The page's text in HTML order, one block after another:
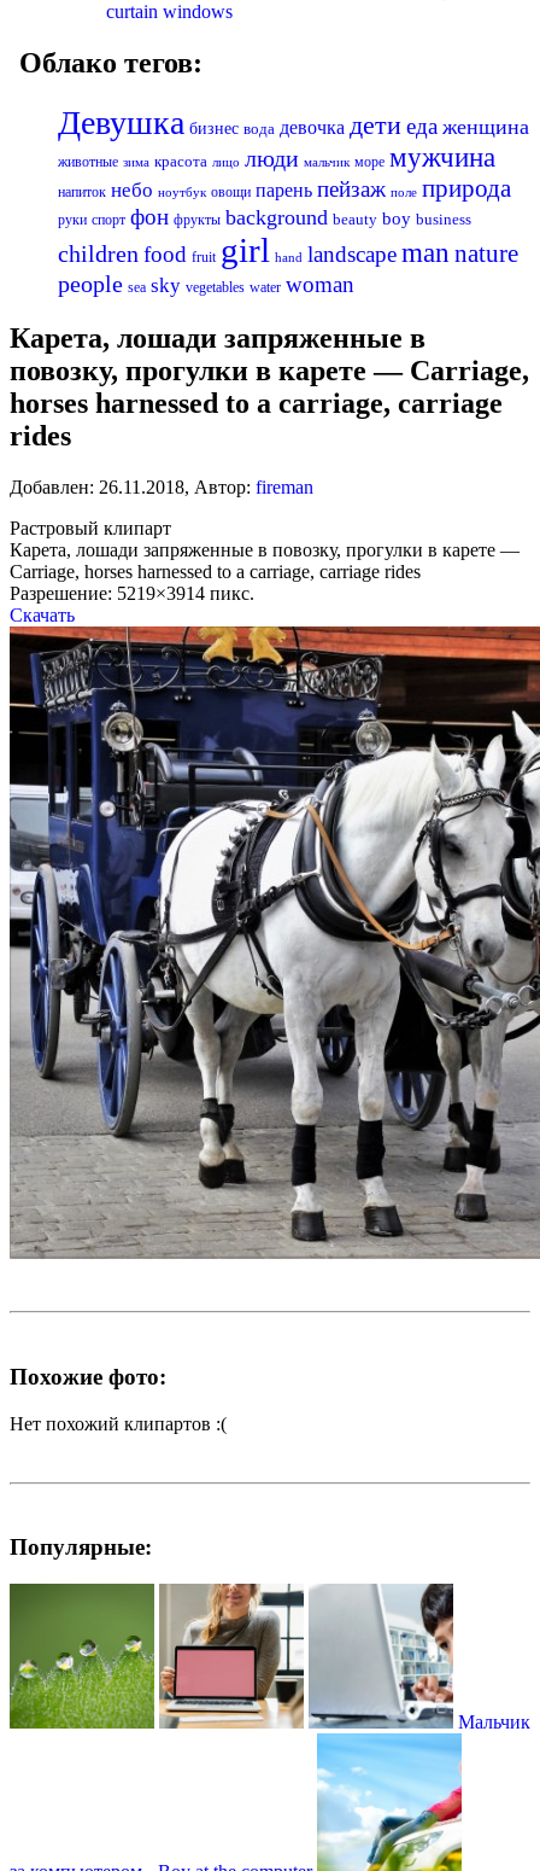
curtain windows
Облако тегов:
Девушка бизнес вода девочка детиеда женщина
животные зима красота лицо люди мальчик море мужчина
напиток небо ноутбук овощи парень пейзаж поле природа
руки спорт фон фрукты background beauty boy business
childrenfood fruit girl hand landscapeman nature
people sea sky vegetables water woman
Карета, лошади запряженные в
повозку, прогулки в карете — Carriage,
horses harnessed to a carriage, carriage
rides
Добавлен: 26.11.2018, Автор: fireman
Растровый клипарт
Карета, лошади запряженные в повозку, прогулки в карете —
Carriage, horses harnessed to a carriage, carriage rides
Разрешение: 5219×3914 пикс.
Скачать
Похожие фото:
Нет похожий клипартов :(
Популярные:
Мальчик